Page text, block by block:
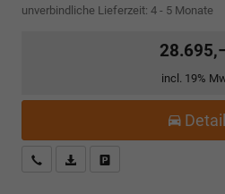
unverbindliche Lieferzeit: 4 - 5 Monate
incl. 19%
Kostenloser Rückruf-Service
PDF-Datei, Fahrzeugexposé